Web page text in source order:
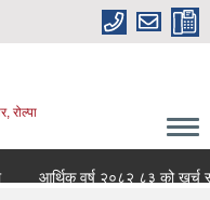
रोल्पा
आर्थिक वर्ष २०८२ ८३ को खर्च